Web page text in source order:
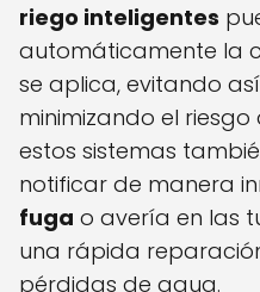
riego inteligentes
automáticamente la
se aplica, evitando
minimizando el riesgo
estos sistemas
notificar de manera
fuga o avería en las
una rápida
pérdidas de agua.